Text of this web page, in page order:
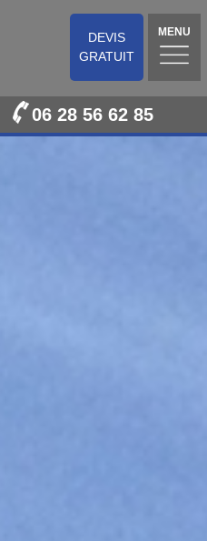
DEVIS
GRATUIT
MENU
06 28 56 62 85